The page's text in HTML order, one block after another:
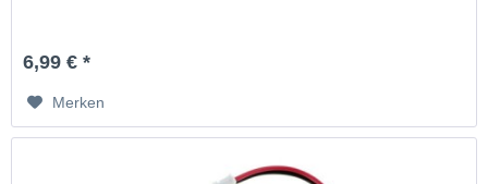
6,99 € *
Merken